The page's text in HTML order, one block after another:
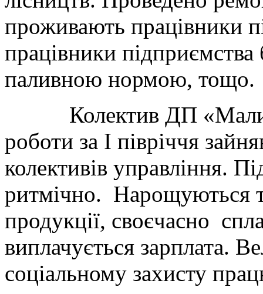
проживають працівники
працівники підприємства
паливною нормою,
Колектив ДП
роботи за І півріччя
колективів управління.
ритмічно. Нарощуються
продукції, своєчасно
виплачується зарплата.
соціальному захисту